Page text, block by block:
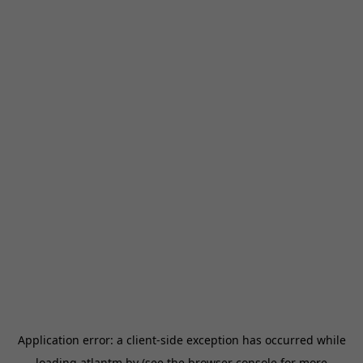
Application error: a client-side exception has occurred while